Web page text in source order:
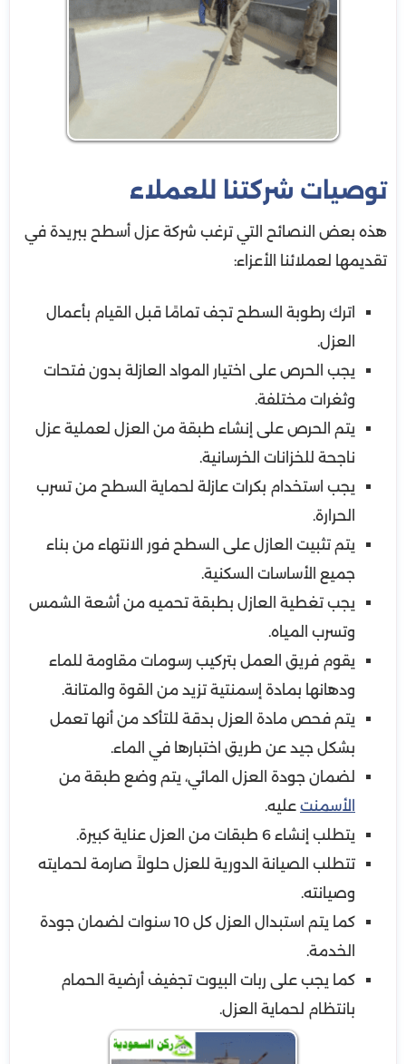
توصيات شركتنا للعملاء
هذه بعض النصائح التي ترغب شركة عزل أسطح ببريدة في
تقديمها لعملائنا الأعزاء:
اترك رطوبة السطح تجف تمامًا قبل القيام بأعمال
العزل.
يجب الحرص على اختيار المواد العازلة بدون فتحات
وثغرات مختلفة.
يتم الحرص على إنشاء طبقة من العزل لعملية عزل
ناجحة للخزانات الخرسانية.
يجب استخدام بكرات عازلة لحماية السطح من تسرب
الحرارة.
يتم تثبيت العازل على السطح فور الانتهاء من بناء
جميع الأساسات السكنية.
يجب تغطية العازل بطبقة تحميه من أشعة الشمس
وتسرب المياه.
يقوم فريق العمل بتركيب رسومات مقاومة للماء
ودهانها بمادة إسمنتية تزيد من القوة والمتانة.
يتم فحص مادة العزل بدقة للتأكد من أنها تعمل
بشكل جيد عن طريق اختبارها في الماء.
لضمان جودة العزل المائي، يتم وضع طبقة من
الأسمنت عليه.
يتطلب إنشاء 6 طبقات من العزل عناية كبيرة.
تتطلب الصيانة الدورية للعزل حلولاً صارمة لحمايته
وصيانته.
كما يتم استبدال العزل كل 10 سنوات لضمان جودة
الخدمة.
كما يجب على ربات البيوت تجفيف أرضية الحمام
بانتظام لحماية العزل.